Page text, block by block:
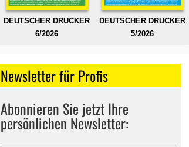
DEUTSCHER DRUCKER
6/2026
DEUTSCHER DRUCKER
5/2026
Newsletter für Profis
Abonnieren Sie jetzt Ihre
persönlichen Newsletter: